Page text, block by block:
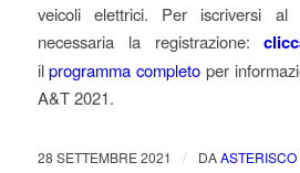
veicoli elettrici. Per iscriversi al
necessaria la registrazione:
ilprogramma completo per
A&T 2021.
28 SETTEMBRE 2021 / DAASTERISCO